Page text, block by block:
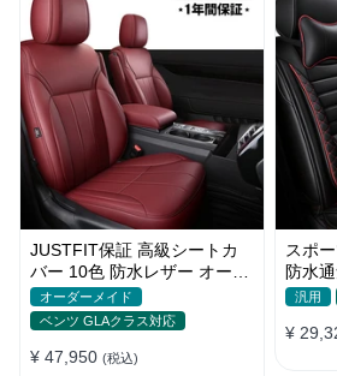
JUSTFIT保証 高級シートカ
バー 10色 防水レザー オーダ
ーメイド おしゃれ 全席セッ
ト
オーダーメイド
ベンツ GLAクラス対応
¥ 47,950 (税込)
スポ
防水
摩耗
汎用
¥